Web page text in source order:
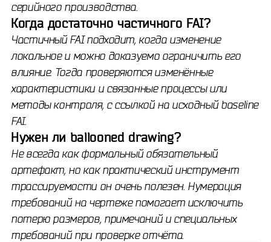
серийного производства.
Когда достаточно частичного FAI?
Частичный FAI подходит, когда изменение
локальное и можно доказуемо ограничить его
влияние. Тогда проверяются изменённые
характеристики и связанные процессы или
методы контроля, с ссылкой на исходный baseline
FAI.
Нужен ли ballooned drawing?
Не всегда как формальный обязательный
артефакт, но как практический инструмент
трассируемости он очень полезен. Нумерация
требований на чертеже помогает исключить
потерю размеров, примечаний и специальных
требований при проверке отчёта.